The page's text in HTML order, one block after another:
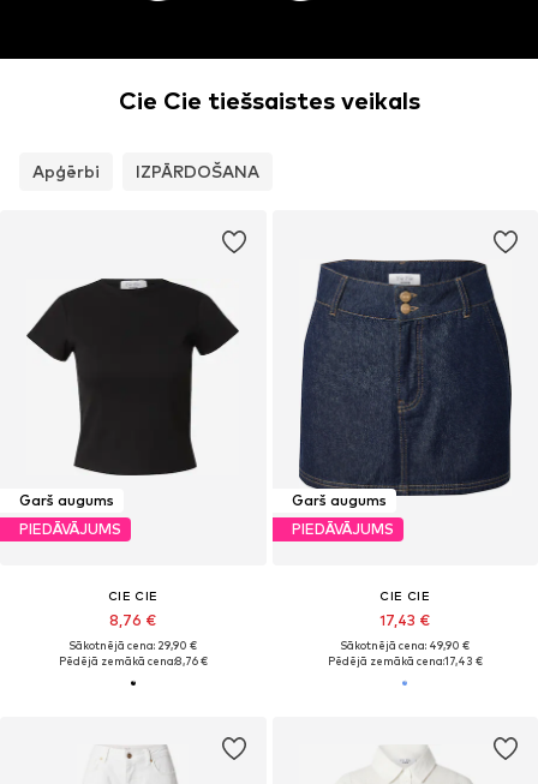
Cie Cie tiešsaistes veikals
Apģērbi IZPĀRDOŠANA
Garš augums
PIEDĀVĀJUMS
CIE CIE
8,76 €
Sākotnējā cena: 29,90 €
Pēdējā zemākā cena:8,76 €
Garš augums
PIEDĀVĀJUMS
CIE CIE
17,43 €
Sākotnējā cena: 49,90 €
Pēdējā zemākā cena:17,43 €